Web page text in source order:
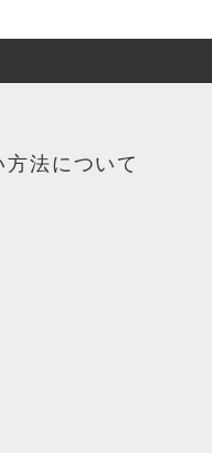
方法について